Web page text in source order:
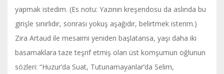
yapmak istedim. (Es notu: Yazının kreşendosu da aslında bu
girişle sınırlıdır, sonrası yokuş aşağıdır, belirtmek isterim.)
Zira Artaud ile mesaimi yeniden başlatansa, yaşı daha iki
basamaklara taze teşrif etmiş olan üst komşumun oğlunun
sözleri: “Huzur’da Suat, Tutunamayanlar’da Selim,